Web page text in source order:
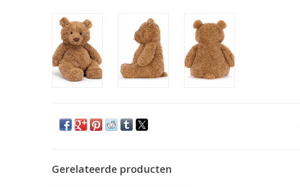
Gerelateerde producten